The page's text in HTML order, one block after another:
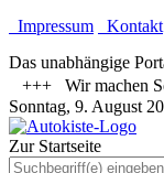
Impressum
Kontakt
Das unabhängige
+++ Wir machen
Sonntag, 9. August
Zur Startseite